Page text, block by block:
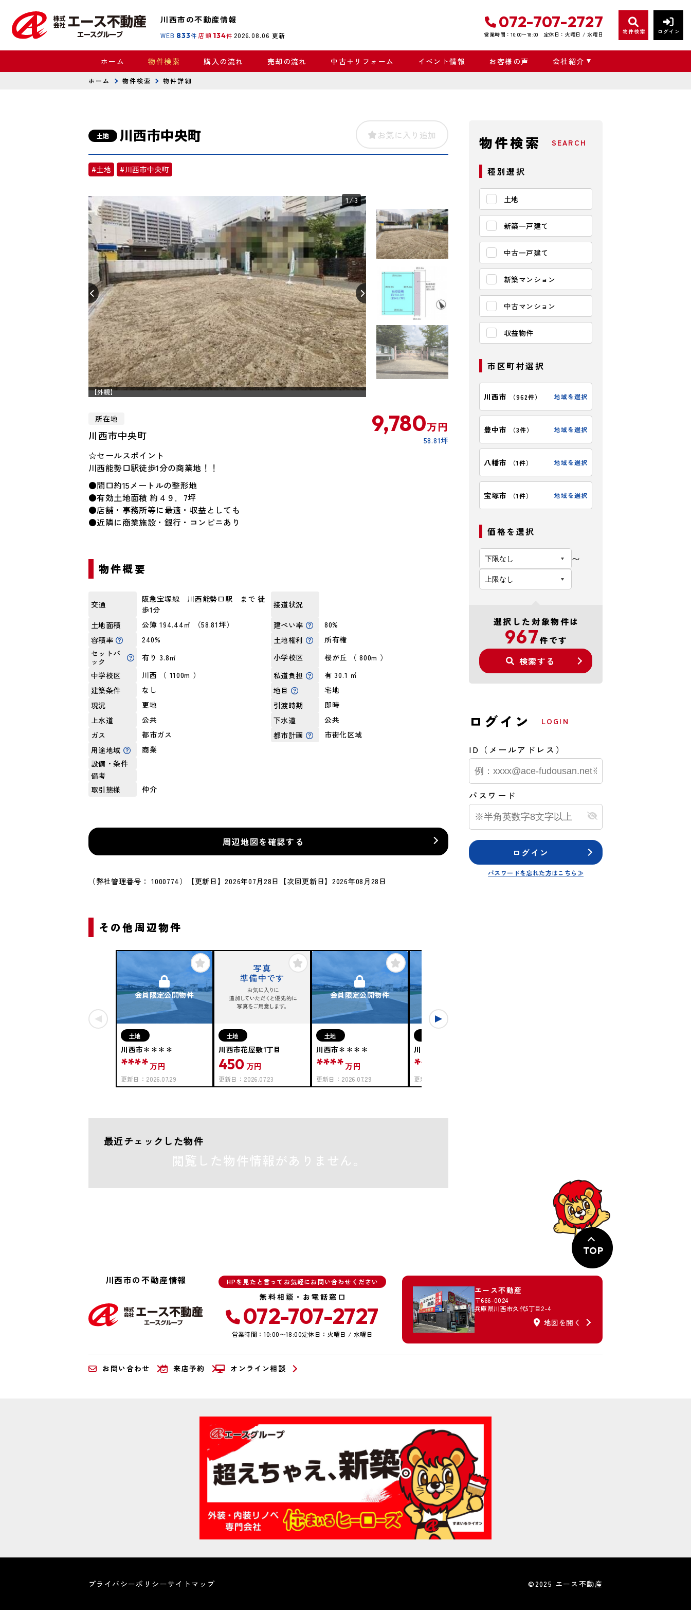
川西市の不動産情報
WEB 833件 店頭 134件 2026.08.06 更新
072-707-2727
営業時間：10:00〜18:00 定休日：火曜日 / 水曜日 物件検索 ログイン
ホーム 物件検索 購入の流れ 売却の流れ 中古＋リフォーム イベント情報 お客様の声 会社紹介
ホーム 物件検索 物件詳細
土地 川西市中央町 お気に入り追加
#土地 #川西市中央町
1/3
【外観】
所在地
川西市中央町 9,780万円
58.81坪
☆セールスポイント
川西能勢口駅徒歩1分の商業地！！
●間口約15メートルの整形地
●有効土地面積 約４９．7坪
●店舗・事務所等に最適・収益としても
●近隣に商業施設・銀行・コンビニあり
物件概要
交通
阪急宝塚線 川西能勢口駅 まで 徒
歩1分
接道状況
土地面積
公簿 194.44㎡ （58.81坪） 建ぺい率
80%
容積率
240% 土地権利
所有権
セットバ
ック
有り 3.8㎡ 小学校区
桜が丘 （ 800m ）
中学校区
川西 （ 1100m ） 私道負担
有 30.1 ㎡
建築条件
なし 地目
宅地
現況
更地 引渡時期
即時
上水道
公共 下水道
公共
ガス
都市ガス 都市計画
市街化区域
用途地域
商業
設備・条件
備考
取引態様
仲介
周辺地図を確認する
（弊社管理番号： 1000774） 【更新日】2026年07月28日 【次回更新日】2026年08月28日
その他周辺物件
会員限定公開物件
土地
川西市＊＊＊＊
****万円
更新日： 2026.07.29
土地
川西市花屋敷1丁目
450万円
更新日： 2026.07.23
会員限定公開物件
土地
川西市＊＊＊＊
****万円
更新日： 2026.07.29
川西市＊＊＊＊
****
更新日：
最近チェックした物件
閲覧した物件情報がありません。
物件検索 SEARCH
種別選択
土地
新築一戸建て
中古一戸建て
新築マンション
中古マンション
収益物件
市区町村選択
川西市 （962件） 地域を選択
豊中市 （3件） 地域を選択
八幡市 （1件） 地域を選択
宝塚市 （1件） 地域を選択
価格を選択
〜
選択した対象物件は
967件です
検索する
ログイン LOGIN
ID（メールアドレス）
パスワード
ログイン
パスワードを忘れた方はこちら≫
TOP
川西市の不動産情報 HPを見たと言ってお気軽にお問い合わせください
無料相談・お電話窓口
072-707-2727
営業時間：10:00〜18:00定休日：火曜日 / 水曜日
エース不動産
〒666-0024
兵庫県川西市久代5丁目2-4
地図を開く
お問い合わせ 来店予約 オンライン相談
プライバシーポリシーサイトマップ ©2025 エース不動産